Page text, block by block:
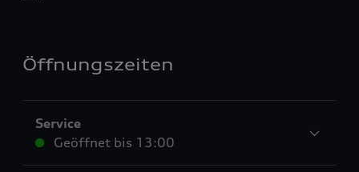
Öffnungszeiten
Service
Geöffnet bis 13:00